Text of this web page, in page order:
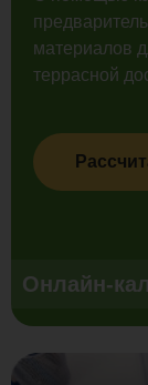
материалов
террасной
Онлайн-